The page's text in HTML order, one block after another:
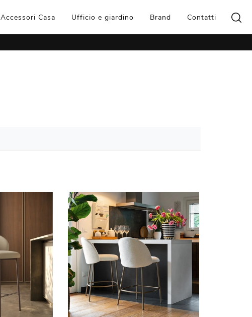
Accessori Casa Ufficio e giardino Brand Contatti